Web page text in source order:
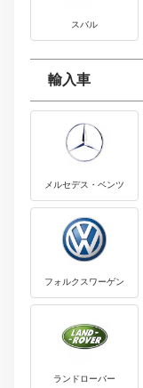
スバル
輸入車
メルセデス・ベンツ
フォルクスワーゲン
ランドローバー